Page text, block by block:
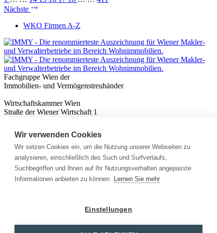
Nächste
WKO Firmen A-Z
Fachgruppe Wien der
Immobilien- und Vermögenstreuhänder
Wirtschaftskammer Wien
Straße der Wiener Wirtschaft 1
Nützliches
Immobilienwissen
Formulare & Rechner
Expert:innen
Info
Wir verwenden Cookies
Wir setzen Cookies ein, um die Nutzung unserer Webseiten zu
analysieren, einschließlich des Such und Surfverlaufs,
Suchbegriffen und Ihnen auf Ihr Nutzungsverhalten angepasste
Informationen anbieten zu können. Lernen Sie mehr
Einstellungen